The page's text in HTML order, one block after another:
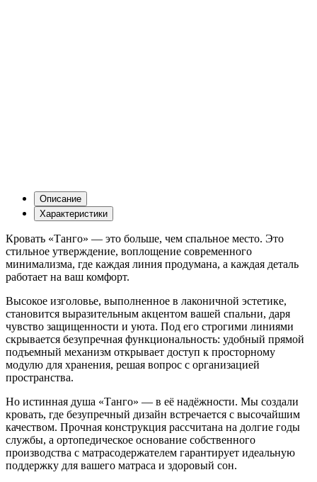
Описание
Характеристики
Кровать «Танго» — это больше, чем спальное место. Это
стильное утверждение, воплощение современного
минимализма, где каждая линия продумана, а каждая деталь
работает на ваш комфорт.
Высокое изголовье, выполненное в лаконичной эстетике,
становится выразительным акцентом вашей спальни, даря
чувство защищенности и уюта. Под его строгими линиями
скрывается безупречная функциональность: удобный прямой
подъемный механизм открывает доступ к просторному
модулю для хранения, решая вопрос с организацией
пространства.
Но истинная душа «Танго» — в её надёжности. Мы создали
кровать, где безупречный дизайн встречается с высочайшим
качеством. Прочная конструкция рассчитана на долгие годы
службы, а ортопедическое основание собственного
производства с матрасодержателем гарантирует идеальную
поддержку для вашего матраса и здоровый сон.